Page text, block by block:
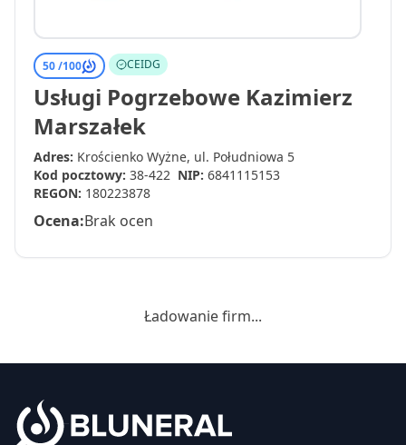
50 /100 CEIDG
Usługi Pogrzebowe Kazimierz
Marszałek
Adres: Krościenko Wyżne, ul. Południowa 5
Kod pocztowy: 38-422 NIP: 6841115153
REGON: 180223878
Ocena:Brak ocen
Ładowanie firm...